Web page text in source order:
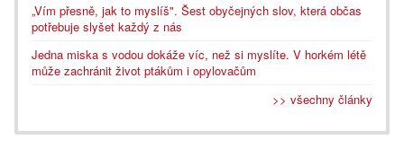
„Vím přesně, jak to myslíš". Šest obyčejných slov, která občas
potřebuje slyšet každý z nás
Jedna miska s vodou dokáže víc, než si myslíte. V horkém létě
může zachránit život ptákům i opylovačům
>> všechny články